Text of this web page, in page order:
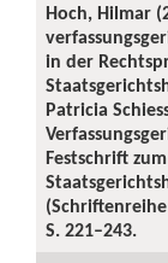
Hoch, Hilmar
in der
Patricia
Festschrift
S. 221–243.